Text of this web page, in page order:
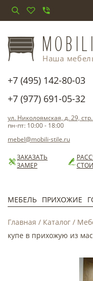
Наша
+7 (495) 142-80-03
+7 (977) 691-05-32
ул. Николоямская, д. 29, стр.
пн-пт: 10:00 - 18:00
mebel@mobili-stile.ru
ЗАКАЗАТЬ
ЗАМЕР
МЕБЕЛЬ ПРИХОЖИЕ
Главная / Каталог /
купе в прихожую из